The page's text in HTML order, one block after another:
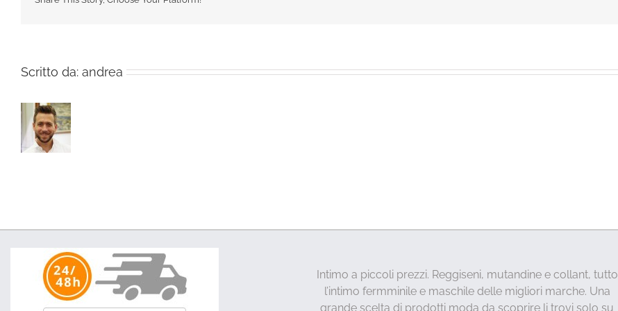
Scritto da: andrea
Intimo a piccoli prezzi. Reggiseni, mutandine e collant, tutto
l’intimo fermminile e maschile delle migliori marche. Una
grande scelta di prodotti moda da scoprire li trovi solo su